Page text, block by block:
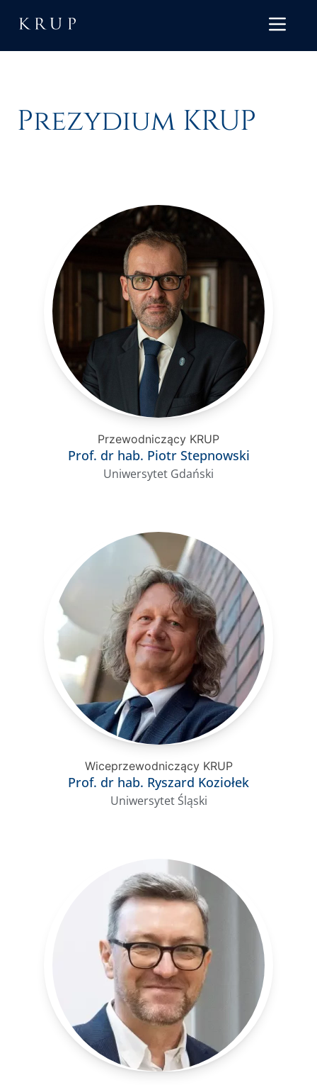
Prezydium KRUP
Przewodniczący KRUP
Prof. dr hab. Piotr Stepnowski
Uniwersytet Gdański
Wiceprzewodniczący KRUP
Prof. dr hab. Ryszard Koziołek
Uniwersytet Śląski